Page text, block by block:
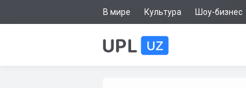
В мире Культура Шоу-бизнес